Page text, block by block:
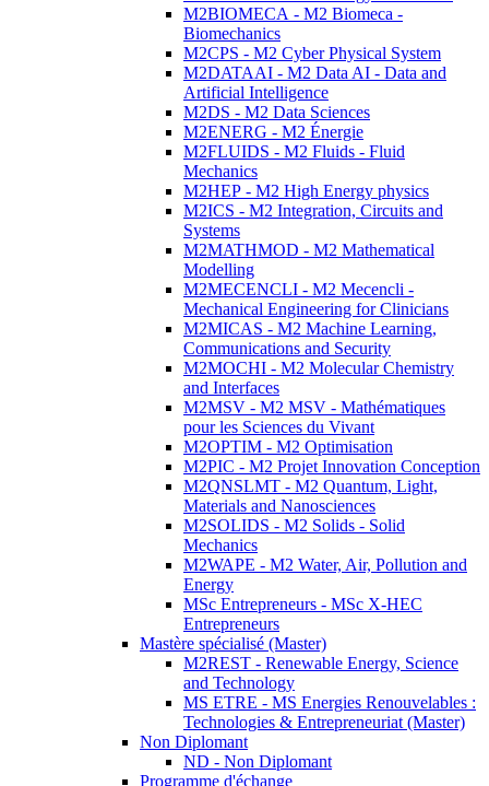
M2BIOMECA - M2 Biomeca -
Biomechanics
M2CPS - M2 Cyber Physical System
M2DATAAI - M2 Data AI - Data and
Artificial Intelligence
M2DS - M2 Data Sciences
M2ENERG - M2 Énergie
M2FLUIDS - M2 Fluids - Fluid
Mechanics
M2HEP - M2 High Energy physics
M2ICS - M2 Integration, Circuits and
Systems
M2MATHMOD - M2 Mathematical
Modelling
M2MECENCLI - M2 Mecencli -
Mechanical Engineering for Clinicians
M2MICAS - M2 Machine Learning,
Communications and Security
M2MOCHI - M2 Molecular Chemistry
and Interfaces
M2MSV - M2 MSV - Mathématiques
pour les Sciences du Vivant
M2OPTIM - M2 Optimisation
M2PIC - M2 Projet Innovation Conception
M2QNSLMT - M2 Quantum, Light,
Materials and Nanosciences
M2SOLIDS - M2 Solids - Solid
Mechanics
M2WAPE - M2 Water, Air, Pollution and
Energy
MSc Entrepreneurs - MSc X-HEC
Entrepreneurs
Mastère spécialisé (Master)
M2REST - Renewable Energy, Science
and Technology
MS ETRE - MS Energies Renouvelables :
Technologies & Entrepreneuriat (Master)
Non Diplomant
ND - Non Diplomant
Programme d'échange